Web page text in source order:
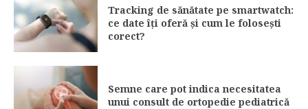
Tracking de sănătate pe smartwatch:
ce date îți oferă și cum le folosești
corect?
Semne care pot indica necesitatea
unui consult de ortopedie pediatrică